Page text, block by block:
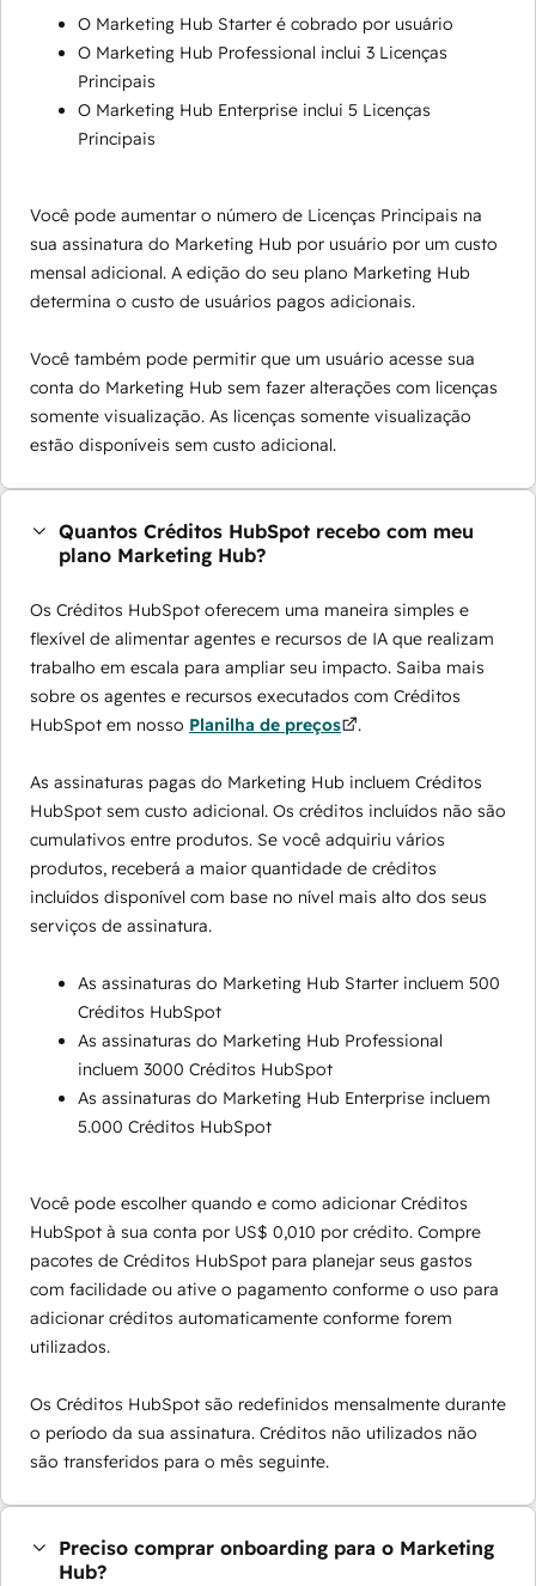
O Marketing Hub Starter é cobrado por usuário
O Marketing Hub Professional inclui 3 Licenças
Principais
O Marketing Hub Enterprise inclui 5 Licenças
Principais
Você pode aumentar o número de Licenças Principais na
sua assinatura do Marketing Hub por usuário por um custo
mensal adicional. A edição do seu plano Marketing Hub
determina o custo de usuários pagos adicionais.
Você também pode permitir que um usuário acesse sua
conta do Marketing Hub sem fazer alterações com licenças
somente visualização. As licenças somente visualização
estão disponíveis sem custo adicional.
Quantos Créditos HubSpot recebo com meu
plano Marketing Hub?
Os Créditos HubSpot oferecem uma maneira simples e
flexível de alimentar agentes e recursos de IA que realizam
trabalho em escala para ampliar seu impacto. Saiba mais
sobre os agentes e recursos executados com Créditos
HubSpot em nosso Planilha de preços .
As assinaturas pagas do Marketing Hub incluem Créditos
HubSpot sem custo adicional. Os créditos incluídos não são
cumulativos entre produtos. Se você adquiriu vários
produtos, receberá a maior quantidade de créditos
incluídos disponível com base no nível mais alto dos seus
serviços de assinatura.
As assinaturas do Marketing Hub Starter incluem 500
Créditos HubSpot
As assinaturas do Marketing Hub Professional
incluem 3000 Créditos HubSpot
As assinaturas do Marketing Hub Enterprise incluem
5.000 Créditos HubSpot
Você pode escolher quando e como adicionar Créditos
HubSpot à sua conta por US$ 0,010 por crédito. Compre
pacotes de Créditos HubSpot para planejar seus gastos
com facilidade ou ative o pagamento conforme o uso para
adicionar créditos automaticamente conforme forem
utilizados.
Os Créditos HubSpot são redefinidos mensalmente durante
o período da sua assinatura. Créditos não utilizados não
são transferidos para o mês seguinte.
Preciso comprar onboarding para o Marketing
Hub?